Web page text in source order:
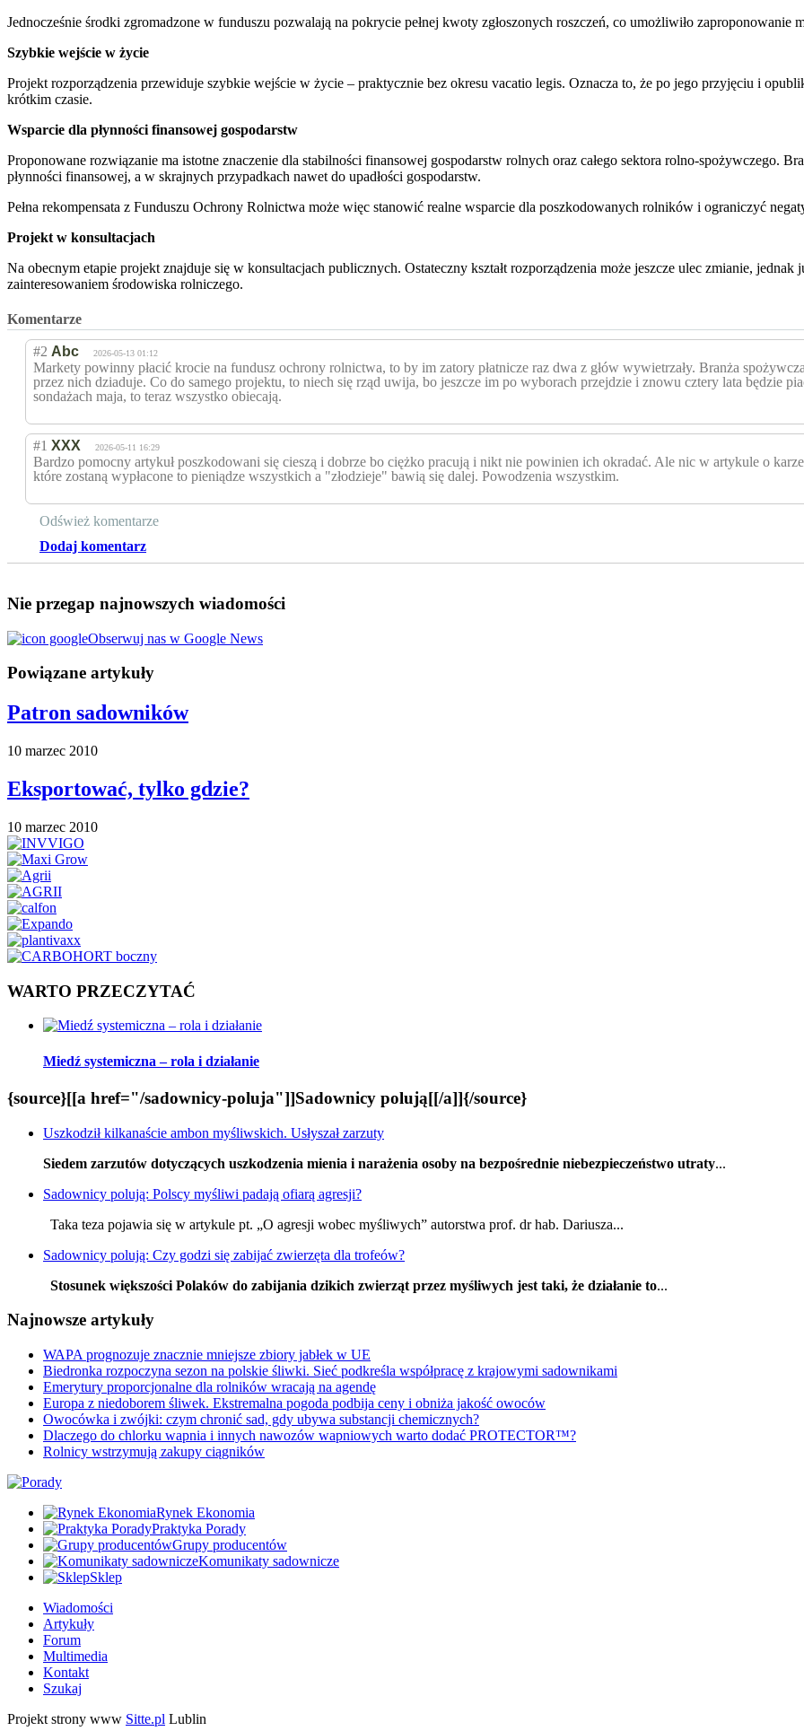
Jednocześnie środki zgromadzone w funduszu pozwalają na pokrycie pełnej kwoty zgłoszonych roszczeń, co umożliwiło zaproponowanie
Szybkie wejście w życie
Projekt rozporządzenia przewiduje szybkie wejście w życie – praktycznie bez okresu vacatio legis. Oznacza to, że po jego przyjęciu i
krótkim czasie.
Wsparcie dla płynności finansowej gospodarstw
Proponowane rozwiązanie ma istotne znaczenie dla stabilności finansowej gospodarstw rolnych oraz całego sektora rolno-spożywczego.
płynności finansowej, a w skrajnych przypadkach nawet do upadłości gospodarstw.
Pełna rekompensata z Funduszu Ochrony Rolnictwa może więc stanowić realne wsparcie dla poszkodowanych rolników i ograniczyć
Projekt w konsultacjach
Na obecnym etapie projekt znajduje się w konsultacjach publicznych. Ostateczny kształt rozporządzenia może jeszcze ulec zmianie, jednak
zainteresowaniem środowiska rolniczego.
Komentarze
#2 Abc 2026-05-13 01:12
Markety powinny płacić krocie na fundusz ochrony rolnictwa, to by im zatory płatnicze raz dwa z głów wywietrzały. Branża
przez nich dziaduje. Co do samego projektu, to niech się rząd uwija, bo jeszcze im po wyborach przejdzie i znowu cztery lata będzie
sondażach maja, to teraz wszystko obiecają.
#1 XXX 2026-05-11 16:29
Bardzo pomocny artykuł poszkodowani się cieszą i dobrze bo ciężko pracują i nikt nie powinien ich okradać. Ale nic w artykule o
które zostaną wypłacone to pieniądze wszystkich a "złodzieje" bawią się dalej. Powodzenia wszystkim.
Odśwież komentarze
Dodaj komentarz
Nie przegap najnowszych wiadomości
Obserwuj nas w Google News
Powiązane artykuły
Patron sadowników
10 marzec 2010
Eksportować, tylko gdzie?
10 marzec 2010
WARTO PRZECZYTAĆ
Miedź systemiczna – rola i działanie
{source}[[a href="/sadownicy-poluja"]]Sadownicy polują[[/a]]{/source}
Uszkodził kilkanaście ambon myśliwskich. Usłyszał zarzuty
Siedem zarzutów dotyczących uszkodzenia mienia i narażenia osoby na bezpośrednie niebezpieczeństwo utraty...
Sadownicy polują: Polscy myśliwi padają ofiarą agresji?
Taka teza pojawia się w artykule pt. „O agresji wobec myśliwych” autorstwa prof. dr hab. Dariusza...
Sadownicy polują: Czy godzi się zabijać zwierzęta dla trofeów?
Stosunek większości Polaków do zabijania dzikich zwierząt przez myśliwych jest taki, że działanie to...
Najnowsze artykuły
WAPA prognozuje znacznie mniejsze zbiory jabłek w UE
Biedronka rozpoczyna sezon na polskie śliwki. Sieć podkreśla współpracę z krajowymi sadownikami
Emerytury proporcjonalne dla rolników wracają na agendę
Europa z niedoborem śliwek. Ekstremalna pogoda podbija ceny i obniża jakość owoców
Owocówka i zwójki: czym chronić sad, gdy ubywa substancji chemicznych?
Dlaczego do chlorku wapnia i innych nawozów wapniowych warto dodać PROTECTOR™?
Rolnicy wstrzymują zakupy ciągników
Rynek Ekonomia
Praktyka Porady
Grupy producentów
Komunikaty sadownicze
Sklep
Wiadomości
Artykuły
Forum
Multimedia
Kontakt
Szukaj
Projekt strony www Sitte.pl Lublin